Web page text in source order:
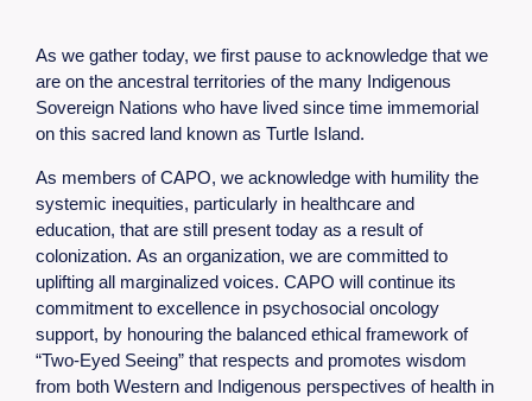
As we gather today, we first pause to acknowledge that we
are on the ancestral territories of the many Indigenous
Sovereign Nations who have lived since time immemorial
on this sacred land known as Turtle Island.
As members of CAPO, we acknowledge with humility the
systemic inequities, particularly in healthcare and
education, that are still present today as a result of
colonization. As an organization, we are committed to
uplifting all marginalized voices. CAPO will continue its
commitment to excellence in psychosocial oncology
support, by honouring the balanced ethical framework of
“Two-Eyed Seeing” that respects and promotes wisdom
from both Western and Indigenous perspectives of health in